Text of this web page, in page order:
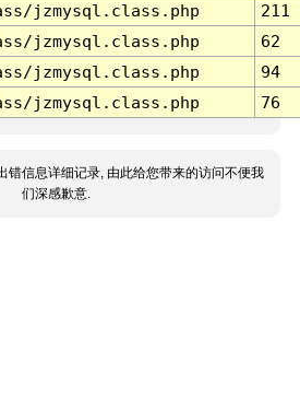
jzmysql.class.php
211
jzmysql.class.php
62
jzmysql.class.php
94
jzmysql.class.php 76
错信息详细记录, 由此给您带来的访问不便我
们深感歉意.